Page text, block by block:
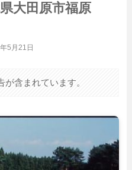
大田原市福原
5月21日
含まれています。